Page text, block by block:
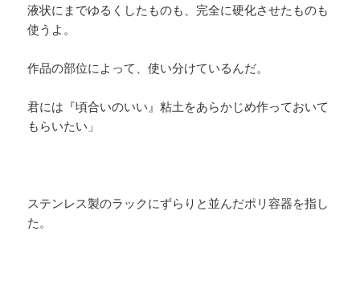
液状にまでゆるくしたものも、完全に硬化させたものも
使うよ。
作品の部位によって、使い分けているんだ。
君には『頃合いのいい』粘土をあらかじめ作っておいて
もらいたい」
ステンレス製のラックにずらりと並んだポリ容器を指し
た。